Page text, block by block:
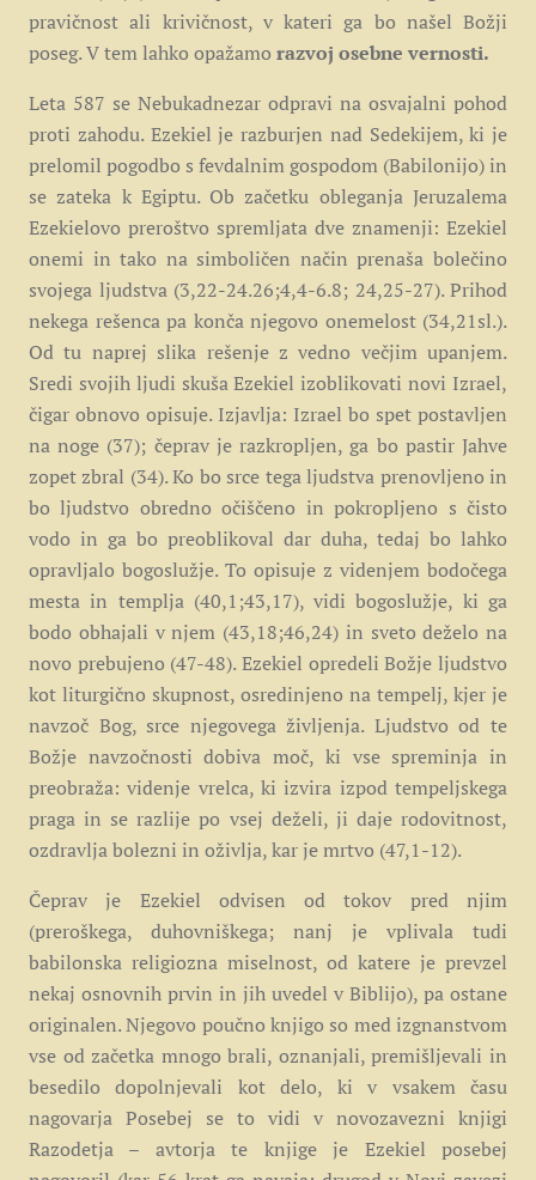
pravičnost ali krivičnost, v kateri ga bo našel Božji
poseg. V tem lahko opažamo razvoj osebne vernosti.
Leta 587 se Nebukadnezar odpravi na osvajalni pohod
proti zahodu. Ezekiel je razburjen nad Sedekijem, ki je
prelomil pogodbo s fevdalnim gospodom (Babilonijo) in
se zateka k Egiptu. Ob začetku obleganja Jeruzalema
Ezekielovo preroštvo spremljata dve znamenji: Ezekiel
onemi in tako na simboličen način prenaša bolečino
svojega ljudstva (3,22-24.26;4,4-6.8; 24,25-27). Prihod
nekega rešenca pa konča njegovo onemelost (34,21sl.).
Od tu naprej slika rešenje z vedno večjim upanjem.
Sredi svojih ljudi skuša Ezekiel izoblikovati novi Izrael,
čigar obnovo opisuje. Izjavlja: Izrael bo spet postavljen
na noge (37); čeprav je razkropljen, ga bo pastir Jahve
zopet zbral (34). Ko bo srce tega ljudstva prenovljeno in
bo ljudstvo obredno očiščeno in pokropljeno s čisto
vodo in ga bo preoblikoval dar duha, tedaj bo lahko
opravljalo bogoslužje. To opisuje z videnjem bodočega
mesta in templja (40,1;43,17), vidi bogoslužje, ki ga
bodo obhajali v njem (43,18;46,24) in sveto deželo na
novo prebujeno (47-48). Ezekiel opredeli Božje ljudstvo
kot liturgično skupnost, osredinjeno na tempelj, kjer je
navzoč Bog, srce njegovega življenja. Ljudstvo od te
Božje navzočnosti dobiva moč, ki vse spreminja in
preobraža: videnje vrelca, ki izvira izpod tempeljskega
praga in se razlije po vsej deželi, ji daje rodovitnost,
ozdravlja bolezni in oživlja, kar je mrtvo (47,1-12).
Čeprav je Ezekiel odvisen od tokov pred njim
(preroškega, duhovniškega; nanj je vplivala tudi
babilonska religiozna miselnost, od katere je prevzel
nekaj osnovnih prvin in jih uvedel v Biblijo), pa ostane
originalen. Njegovo poučno knjigo so med izgnanstvom
vse od začetka mnogo brali, oznanjali, premišljevali in
besedilo dopolnjevali kot delo, ki v vsakem času
nagovarja Posebej se to vidi v novozavezni knjigi
Razodetja – avtorja te knjige je Ezekiel posebej